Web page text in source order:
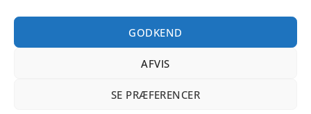
GODKEND
AFVIS
SE PRÆFERENCER
Læs vores guide til online shopping
PayPal Stripe
On
METTE JENSEN
DAGENS, UGENS OG MÅNEDENS TILBUD! SE DE GODE